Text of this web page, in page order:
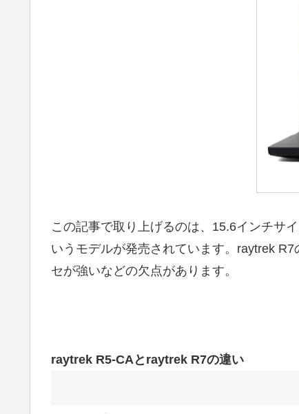
この記事で取り上げるのは、15.6インチサ
いうモデルが発売されています。raytrek
セが強いなどの欠点があります。
raytrek R5-CAとraytrek R7の違い